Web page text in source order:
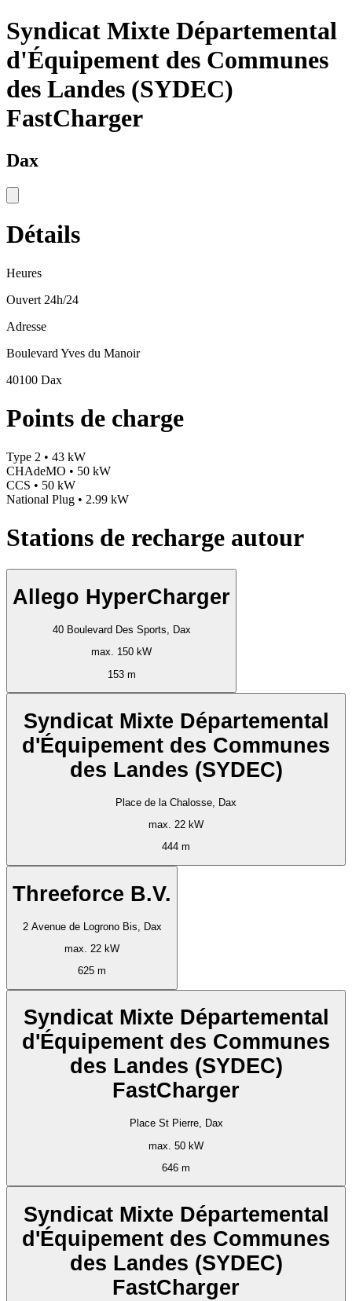
Syndicat Mixte Départemental
d'Équipement des Communes
des Landes (SYDEC)
FastCharger
Dax
Détails
Heures
Ouvert 24h/24
Adresse
Boulevard Yves du Manoir
40100 Dax
Points de charge
Type 2 • 43 kW
CHAdeMO • 50 kW
CCS • 50 kW
National Plug • 2.99 kW
Stations de recharge autour
Allego HyperCharger
40 Boulevard Des Sports, Dax
max. 150 kW
153 m
Syndicat Mixte Départemental
d'Équipement des Communes
des Landes (SYDEC)
Place de la Chalosse, Dax
max. 22 kW
444 m
Threeforce B.V.
2 Avenue de Logrono Bis, Dax
max. 22 kW
625 m
Syndicat Mixte Départemental
d'Équipement des Communes
des Landes (SYDEC)
FastCharger
Place St Pierre, Dax
max. 50 kW
646 m
Syndicat Mixte Départemental
d'Équipement des Communes
des Landes (SYDEC)
FastCharger